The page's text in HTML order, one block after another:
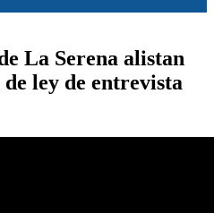
La Serena alistan
ley de entrevista